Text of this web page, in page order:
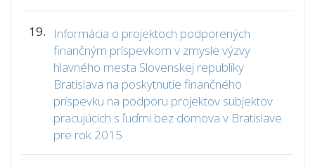
19.
Informácia o projektoch podporených
finančným príspevkom v zmysle výzvy
hlavného mesta Slovenskej republiky
Bratislava na poskytnutie finančného
príspevku na podporu projektov subjektov
pracujúcich s ľuďmi bez domova v Bratislave
pre rok 2015